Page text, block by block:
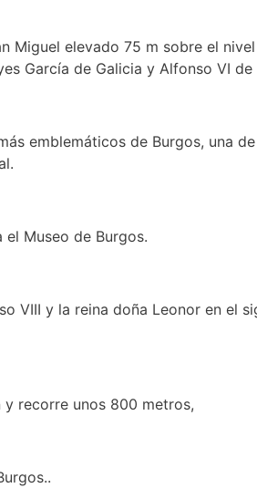
Miguel elevado 75 m sobre el
García de Galicia y Alfonso VI
emblemáticos de Burgos, una
Museo de Burgos.
VIII y la reina doña Leonor en el
y recorre unos 800 metros,